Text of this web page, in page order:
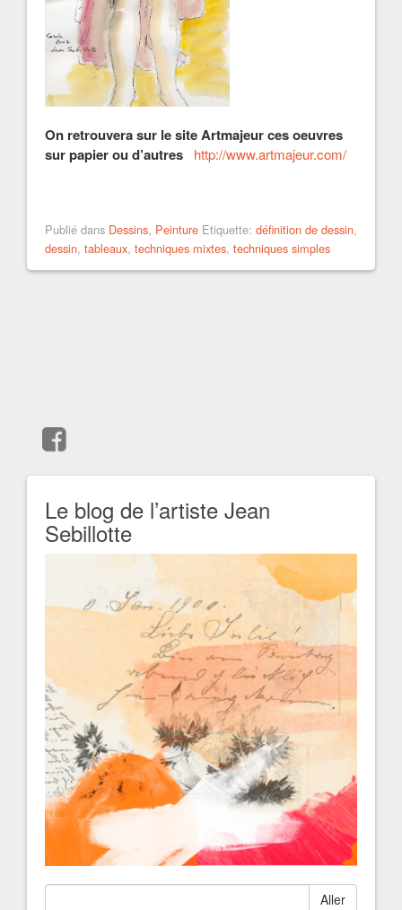
On retrouvera sur le site Artmajeur ces oeuvres
sur papier ou d’autres
http://www.artmajeur.com/
Publié dans Dessins, Peinture Etiquette: définition de dessin,
dessin, tableaux, techniques mixtes, techniques simples
Le blog de l’artiste Jean
Sebillotte
Aller